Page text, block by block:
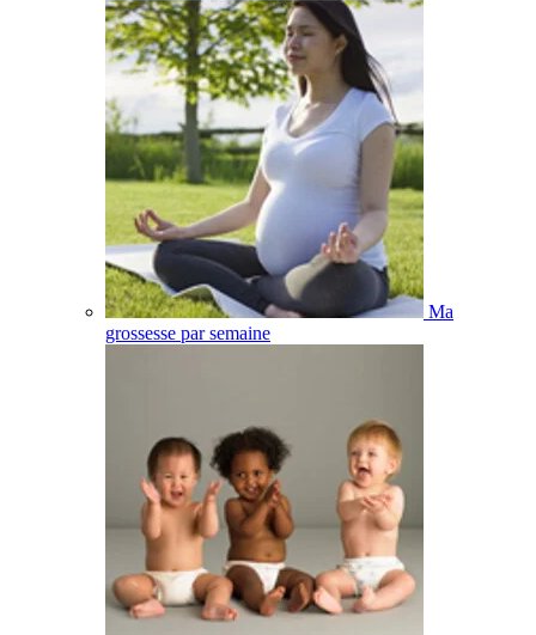
Ma
grossesse par semaine